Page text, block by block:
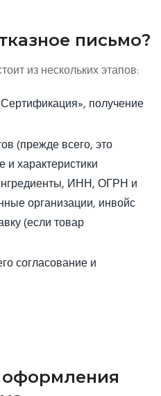
письмо?
из нескольких этапов:
получение
(прежде всего, это
и характеристики
ИНН, ОГРН и
организации, инвойс
(если товар
согласование и